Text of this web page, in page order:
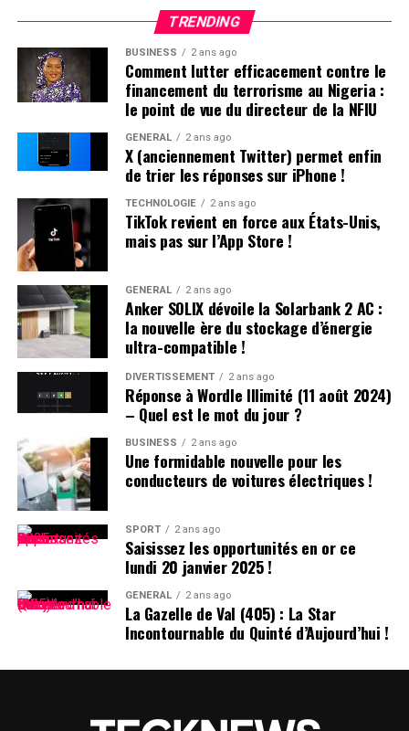
devenir une puissance sportive mondiale. Entre 2017 et
2022, la valeur ajoutée de l’industrie sportive en Chine
continentale a connu une croissance annuelle moyenne
impressionnante de 13,5 %. En comparaison, Hong
Kong n’a enregistré qu’une augmentation modeste de
2,35 % durant la même période. Cette disparité soulève
des questions sur les mesures que le gouvernement
hongkongais pourrait adopter pour stimuler son propre
Réponses aux Interrogations Soulevées par les
Législateurs
Lors d’une récente séance au Conseil législatif, plusieurs
questions ont été posées concernant les initiatives du
gouvernement :
inspiration des Politiques Étrangères :
le gouvernement s’engage à s’inspirer des politiques
mises en œuvre dans d’autres régions tout en tenant
compte des spécificités locales. Des exemples incluent
l’innovation dans le secteur sportif et la création d’un
système moderne qui favorise la consommation liée au
sport.
Établissement d’Indicateurs de Performance :
La nécessité d’établir des indicateurs clairs pour
mesurer le développement du sport comme industrie
TRENDING
BUSINESS 2 ans ago
Comment lutter efficacement contre le
financement du terrorisme au Nigeria :
le point de vue du directeur de la NFIU
GÉNÉRAL 2 ans ago
X (anciennement Twitter) permet enfin
de trier les réponses sur iPhone !
TECHNOLOGIE 2 ans ago
TikTok revient en force aux États-Unis,
mais pas sur l’App Store !
GÉNÉRAL 2 ans ago
Anker SOLIX dévoile la Solarbank 2 AC :
la nouvelle ère du stockage d’énergie
ultra-compatible !
DIVERTISSEMENT 2 ans ago
Réponse à Wordle Illimité (11 août 2024)
– Quel est le mot du jour ?
BUSINESS 2 ans ago
Une formidable nouvelle pour les
conducteurs de voitures électriques !
SPORT 2 ans ago
Saisissez les opportunités en or ce
lundi 20 janvier 2025 !
GÉNÉRAL 2 ans ago
La Gazelle de Val (405) : La Star
Incontournable du Quinté d’Aujourd’hui !